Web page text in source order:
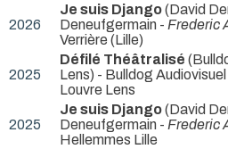
2026
Je suis Django(David
Deneufgermain - Frederic
Verrière (Lille)
2025
Défilé Théâtralisé
Lens) - Bulldog Audiovisuel
Louvre Lens
2025
Je suis Django(David
Deneufgermain - Frederic
Hellemmes Lille